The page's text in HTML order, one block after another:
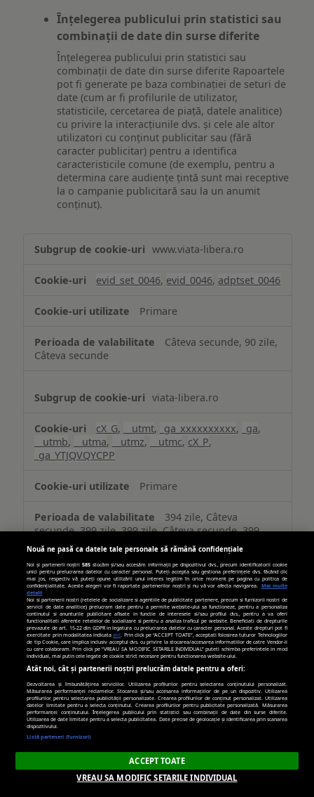
Înțelegerea publicului prin statistici sau
combinații de date din surse diferite
Înțelegerea publicului prin statistici sau
combinații de date din surse diferite Rapoartele
pot fi generate pe baza combinației de seturi de
date (cum ar fi profilurile de utilizator,
statisticile, cercetarea de piață, datele analitice)
cu privire la interacțiunile dvs. și cele ale altor
utilizatori cu conținut publicitar sau (fără
caracter publicitar) pentru a identifica
caracteristicile comune (de exemplu, pentru a
determina care audiențe țintă sunt mai receptive
la o campanie publicitară sau la un anumit
conținut).
www.viata-libera.ro
evid_set_0046, evid_0046, adptset_0046
Primare
Câteva secunde, 90 zile,
Câteva secunde
viata-libera.ro
cX_G, __utmt, _ga_xxxxxxxxxx, _ga,
__utmb, __utma, __utmz, __utmc, cX_P,
_ga_YTJQVQYCPP
Primare
394 zile, Câteva
secunde, 399 zile, 399 zile, Câteva secunde, 399
zile, 182 zile, 364 zile, 394 zile, 729 zile
adtlgc.com
evid_0046
Terț
trafic.ro
trafic_bctrack, trafic_ranking
Terț
Nouă ne pasă ca datele tale personale să rămână confidențiale
Noi și partenerii noștri585 stocăm și/sau accesăm informații pe dispozitivul dvs., precum identificatorii cookie
unici pentru prelucrarea datelor cu caracter personal. Puteți accepta sau gestiona preferințele dvs. făcând clic
mai jos, respectiv vă puteți opune utilizării unui interes legitim în orice moment pe pagina cu politica de
confidențialitate. Aceste alegeri vor fi raportate partenerilor noștri și nu vă vor afecta navigarea.
Mai multe
detalii
Noi si partenerii nostri (retelele de socializare si agentiile de publicitate partenere, precum si furnizorii nostri de
servicii de date analitice) prelucram date pentru a permite website-ului sa functioneze, pentru a personaliza
continutul si anunturile publicitare afisate in functie de interesele si/sau profilul dvs., pentru a va oferi
functionalitati aferente retelelor de socializare si pentru a analiza traficul pe website. Beneficiati de drepturile
prevazute de art. 15-22 din GDPR in legatura cu prelucrarea datelor cu caracter personal. Aceste drepturi pot fi
exercitate prin modalitatea indicataaici . Prin click pe “ACCEPT TOATE”, acceptati folosirea tuturor Tehnologiilor
de tip Cookie, care implica inclusiv acceptul dvs. cu privire la stocarea/accesarea informatiilor de catre Vendor-ii
cu care colaboram. Prin click pe “VREAU SA MODIFIC SETARILE INDIVIDUAL” puteti schimba preferintele in mod
individual, mai putin cele legate de cookie strict necesare pentru functionarea website-ului.
Atât noi, cât și partenerii noștri prelucrăm datele pentru a oferi:
Dezvoltarea și îmbunătățirea serviciilor. Utilizarea profilurilor pentru selectarea conținutului personalizat.
Măsurarea performanței reclamelor. Stocarea și/sau accesarea informațiilor de pe un dispozitiv. Utilizarea
profilurilor pentru selectarea publicității personalizate. Crearea profilurilor de conținut personalizat. Utilizarea
datelor limitate pentru a selecta conținutul. Crearea profilurilor pentru publicitate personalizată. Măsurarea
performanței conținutului. Înțelegerea publicului prin statistici sau combinații de date din surse diferite.
Utilizarea de date limitate pentru a selecta publicitatea. Date precise de geolocație și identificarea prin scanarea
dispozitivului.
Listă parteneri (furnizori)
ACCEPT TOATE
VREAU SA MODIFIC SETARILE INDIVIDUAL